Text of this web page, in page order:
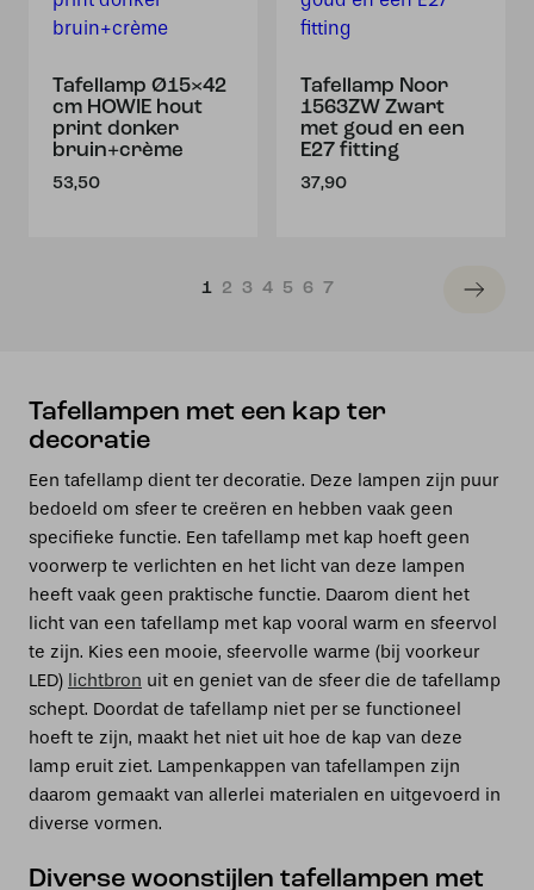
Tafellamp Ø15×42
cm HOWIE hout
print donker
bruin+crème
53,50
Tafellamp Noor
1563ZW Zwart
met goud en een
E27 fitting
37,90
1 2 3 4 5 6 7
Tafellampen met een kap ter
decoratie
Een tafellamp dient ter decoratie. Deze lampen zijn puur
bedoeld om sfeer te creëren en hebben vaak geen
specifieke functie. Een tafellamp met kap hoeft geen
voorwerp te verlichten en het licht van deze lampen
heeft vaak geen praktische functie. Daarom dient het
licht van een tafellamp met kap vooral warm en sfeervol
te zijn. Kies een mooie, sfeervolle warme (bij voorkeur
LED) lichtbron uit en geniet van de sfeer die de tafellamp
schept. Doordat de tafellamp niet per se functioneel
hoeft te zijn, maakt het niet uit hoe de kap van deze
lamp eruit ziet. Lampenkappen van tafellampen zijn
daarom gemaakt van allerlei materialen en uitgevoerd in
diverse vormen.
Diverse woonstijlen tafellampen met